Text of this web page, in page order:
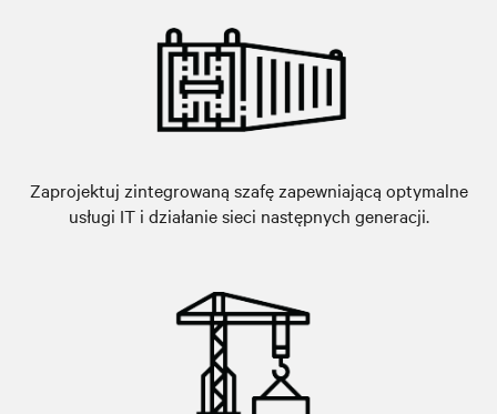
Zaprojektuj zintegrowaną szafę zapewniającą optymalne
usługi IT i działanie sieci następnych generacji.